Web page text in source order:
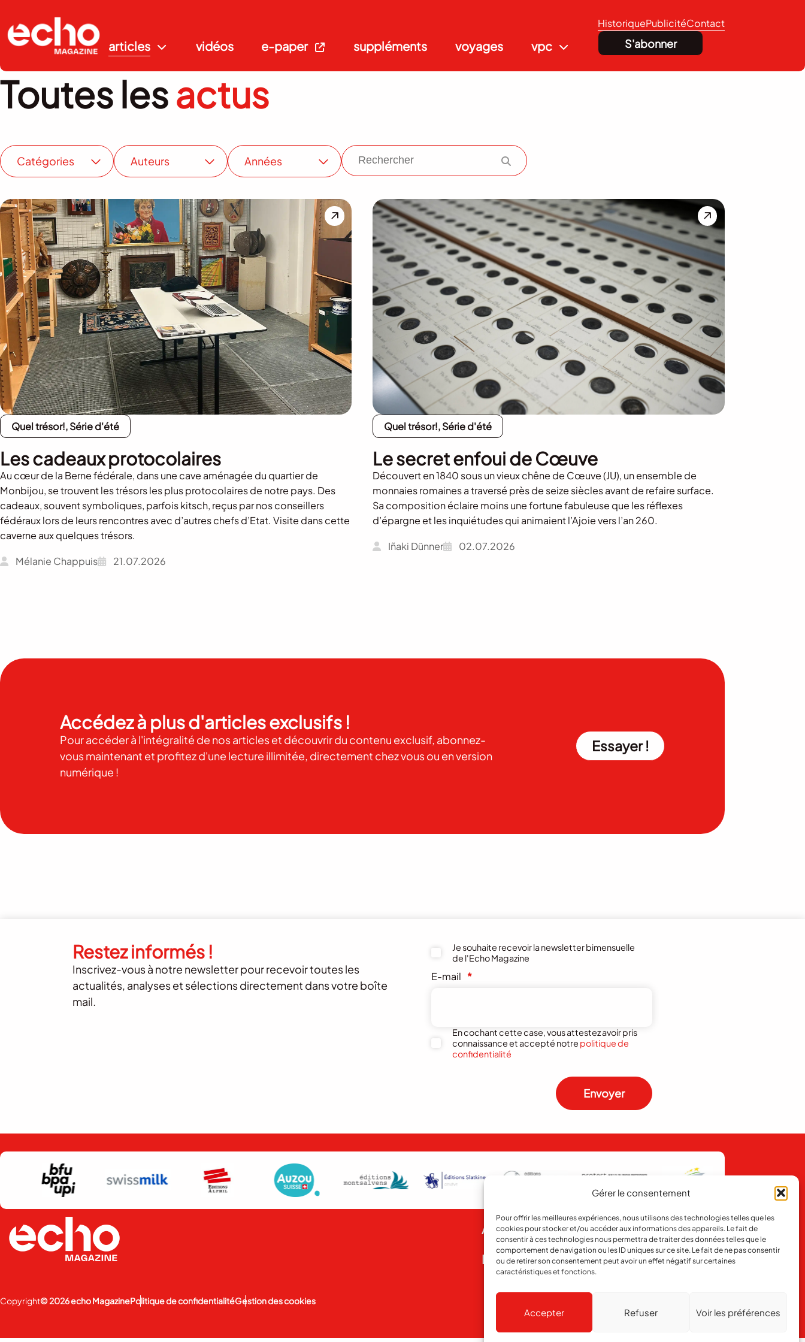
Gérer le consentement
Pour offrir les meilleures expériences, nous utilisons des technologies telles que les
cookies pour stocker et/ou accéder aux informations des appareils. Le fait de
consentir à ces technologies nous permettra de traiter des données telles que le
comportement de navigation ou les ID uniques sur ce site. Le fait de ne pas consentir
ou de retirer son consentement peut avoir un effet négatif sur certaines
caractéristiques et fonctions.
Accepter Refuser Voir les préférences
articles vidéos e-paper suppléments voyages vpc
HistoriquePublicitéContact
S'abonner
Toutes lesactus
Catégories Auteurs Années
Quel trésor!, Série d'été
Les cadeaux protocolaires
Au cœur de la Berne fédérale, dans une cave aménagée du quartier de
Monbijou, se trouvent les trésors les plus protocolaires de notre pays. Des
cadeaux, souvent symboliques, parfois kitsch, reçus par nos conseillers
fédéraux lors de leurs rencontres avec d’autres chefs d’Etat. Visite dans cette
caverne aux quelques trésors.
Mélanie Chappuis 21.07.2026
Quel trésor!, Série d'été
Le secret enfoui de Cœuve
Découvert en 1840 sous un vieux chêne de Cœuve (JU), un ensemble de
monnaies romaines a traversé près de seize siècles avant de refaire surface.
Sa composition éclaire moins une fortune fabuleuse que les réflexes
d’épargne et les inquiétudes qui animaient l’Ajoie vers l’an 260.
Iñaki Dünner 02.07.2026
Accédez à plus d'articles exclusifs !
Pour accéder à l'intégralité de nos articles et découvrir du contenu exclusif, abonnez-
vous maintenant et profitez d'une lecture illimitée, directement chez vous ou en version
numérique !
Essayer !
Restez informés !
Inscrivez-vous à notre newsletter pour recevoir toutes les
actualités, analyses et sélections directement dans votre boîte
mail.
Je souhaite recevoir la newsletter bimensuelle
de l'Echo Magazine
E-mail *
En cochant cette case, vous attestez avoir pris
connaissance et accepté notre politique de
confidentialité
Envoyer
Abonnement Contact
Notre histoire Publicité
Copyright© 2026 echo MagazinePolitique de confidentialitéGestion des cookies